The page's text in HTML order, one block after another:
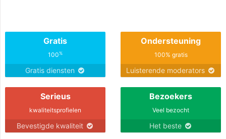
Gratis
100%
Gratis diensten
Ondersteuning
100% gratis
Luisterende moderators
Serieus
kwaliteitsprofielen
Bevestigde kwaliteit
Bezoekers
Veel bezocht
Het beste